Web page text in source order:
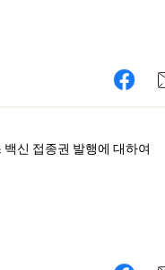
신 접종권 발행에 대하여